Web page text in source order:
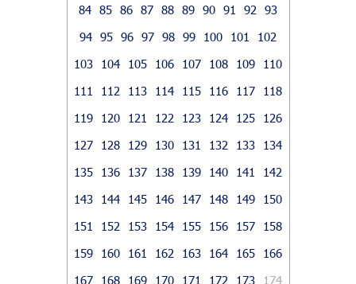
84 85 86 87 88 89 90 91 92
93
94 95 96 97 98 99 100 101
102
103
104 105 106 107 108 109
110
111
112 113 114 115 116 117
118
119
120 121 122 123 124 125
126
127
128 129 130 131 132 133
134
135
136 137 138 139 140 141
142
143
144 145 146 147 148 149
150
151
152 153 154 155 156 157
158
159
160 161 162 163 164 165
166
167
168 169 170 171 172 173
174